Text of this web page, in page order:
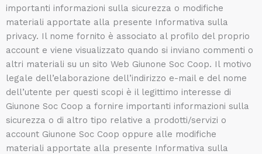
importanti informazioni sulla sicurezza o modifiche
materiali apportate alla presente Informativa sulla
privacy. Il nome fornito è associato al profilo del proprio
account e viene visualizzato quando si inviano commenti o
altri materiali su un sito Web Giunone Soc Coop. Il motivo
legale dell’elaborazione dell’indirizzo e-mail e del nome
dell’utente per questi scopi è il legittimo interesse di
Giunone Soc Coop a fornire importanti informazioni sulla
sicurezza o di altro tipo relative a prodotti/servizi o
account Giunone Soc Coop oppure alle modifiche
materiali apportate alla presente Informativa sulla